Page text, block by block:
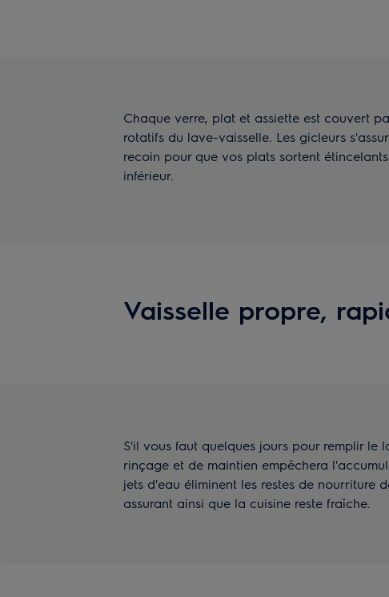
Chaque verre, plat et assiette est couvert
rotatifs du lave-vaisselle. Les gicleurs
recoin pour que vos plats sortent
inférieur.
Vaisselle propre,
S'il vous faut quelques jours pour remplir le
rinçage et de maintien empêchera
jets d'eau éliminent les restes de nourriture
assurant ainsi que la cuisine reste fraîche.